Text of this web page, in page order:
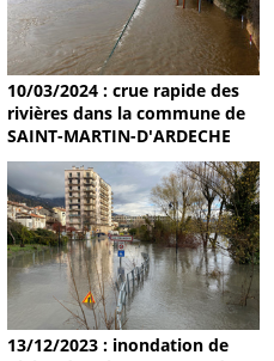
10/03/2024 : crue rapide des
rivières dans la commune de
SAINT-MARTIN-D'ARDECHE
13/12/2023 : inondation de